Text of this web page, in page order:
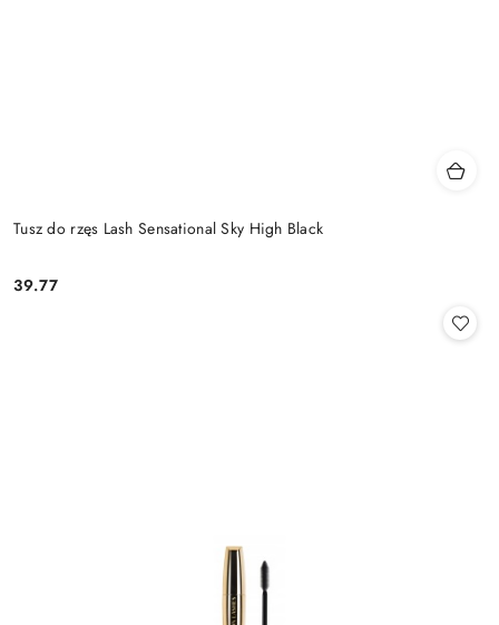
Tusz do rzęs Lash Sensational Sky High Black
Cena:
39.77